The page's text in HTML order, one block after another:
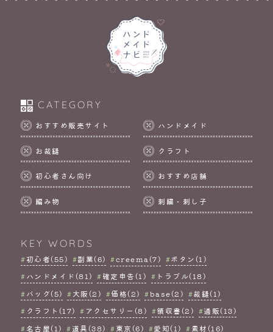
CATEGORY
おすすめ販売サイト ハンドメイド
お裁縫 クラフト
初心者さん向け おすすめ店舗
編み物 刺繍・刺し子
KEY WORDS
初心者(55) 副業(6) creema(7)
ボタン(1)
ハンドメイド(81)
確定申告(1)
トラブル(18)
バッグ(5)
大阪(2) 価格(2) base(2)
裁縫(1)
クラフト(17)
アクセサリー(8) 領収書(2)
通販(13)
名古屋(1)
道具(38) 東京(6) 愛知(1) 素材(16)